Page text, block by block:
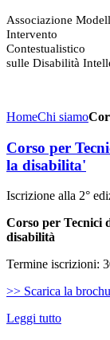
Associazione
Intervento
Contestualistico
sulle Disabilità
HomeChi siamo
Corso per
la disabilita'
Iscrizione alla 2°
Corso per Tecnici
disabilità
Termine iscrizioni:
>> Scarica la
Leggi tutto